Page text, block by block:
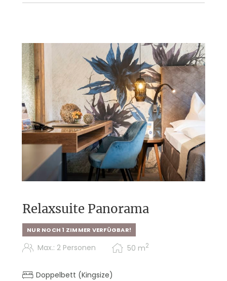
Tuxerhof Rundum-Inklusivleistungen:
Unbegrenzte Outdoor-Möglichkeiten für
jeden Geschmack
Tuxerhof-Rucksack und Trinkflasche für
Ihre Ausflüge
Entspannung garantiert: Alpin Spa mit
Sauna- und Relaxwelten auf 2.200 m²
Programm-Highlights: Almbrunch,
geführte Wander- und Bike-Touren
Relaxsuite Panorama
NUR NOCH 1 ZIMMER VERFÜGBAR!
Max.: 2 Personen 50 m2
Doppelbett (Kingsize)